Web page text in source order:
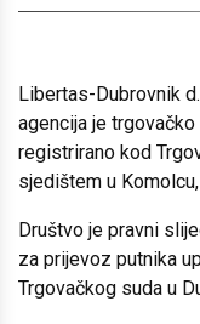
Libertas-Dubrovnik
agencija je
registrirano kod
sjedištem u
Društvo je pravni
za prijevoz putnika
Trgovačkog suda u